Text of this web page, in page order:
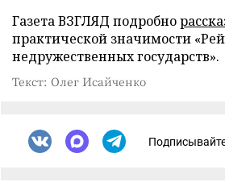
Газета ВЗГЛЯД подробно
практической значимости
недружественных государств».
Текст: Олег Исайченко